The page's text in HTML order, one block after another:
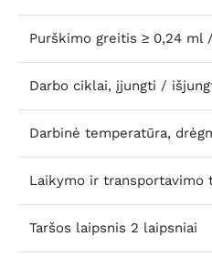
Purškimo greitis ≥ 0,24 ml
Darbo ciklai, įjungti /
Darbinė temperatūra,
Laikymo ir transportavimo
Taršos laipsnis 2 laipsniai